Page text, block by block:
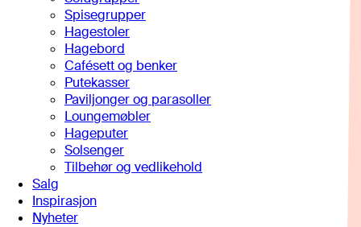
Spisegrupper
Hagestoler
Hagebord
Cafésett og benker
Putekasser
Paviljonger og parasoller
Loungemøbler
Hageputer
Solsenger
Tilbehør og vedlikehold
Salg
Inspirasjon
Nyheter